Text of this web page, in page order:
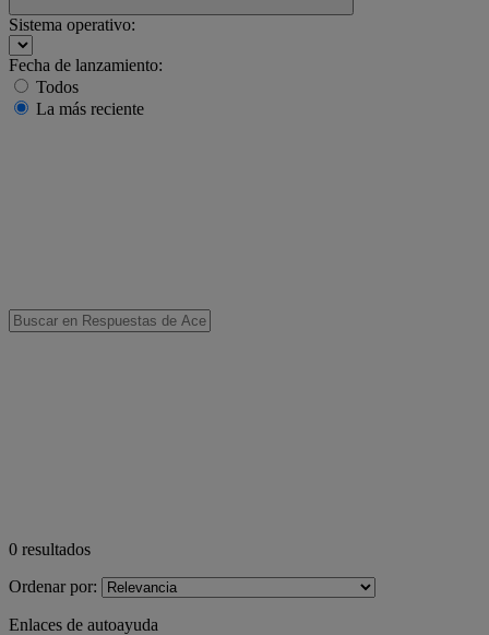
Sistema operativo:
Fecha de lanzamiento:
Todos
La más reciente
0 resultados
Ordenar por:
Enlaces de autoayuda